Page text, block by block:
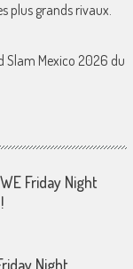
plus grands rivaux.
Slam Mexico 2026 du
Friday Night
Night